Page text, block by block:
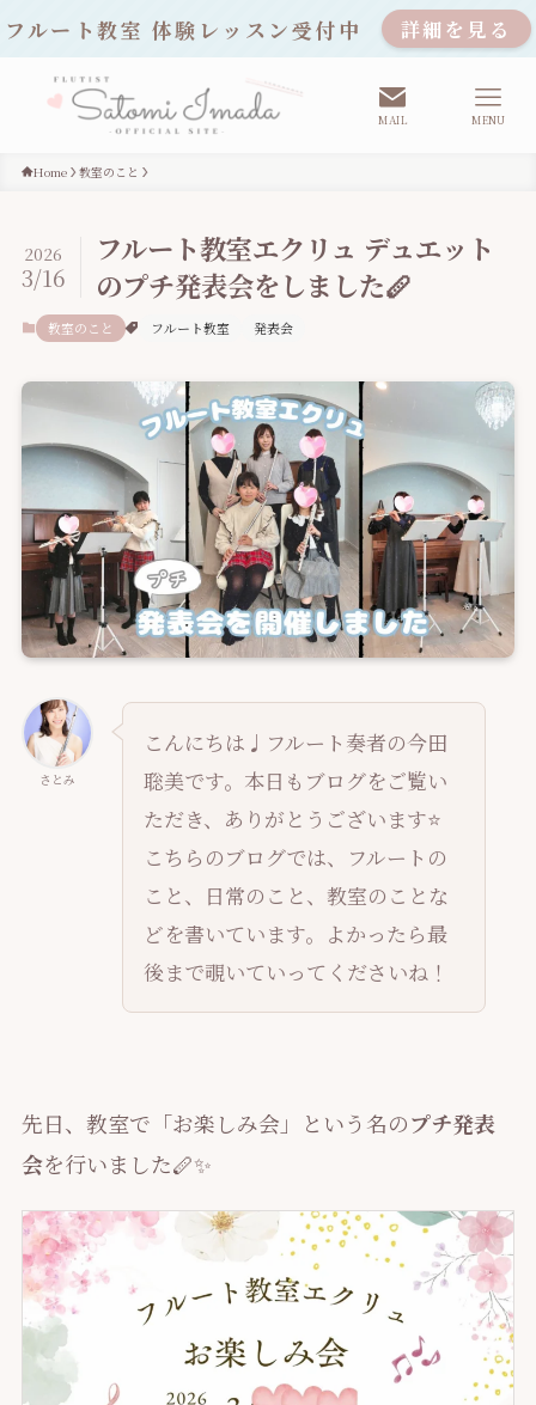
フルート教室 体験レッスン受付中 詳細を見る
MAIL MENU
Home 教室のこと
フルート教室エクリュ デュエット
のプチ発表会をしました🪈
2026
3/16
教室のこと フルート教室 発表会
さとみ
こんにちは♩フルート奏者の今田
聡美です。本日もブログをご覧い
ただき、ありがとうございます⭐️
こちらのブログでは、フルートの
こと、日常のこと、教室のことな
どを書いています。よかったら最
後まで覗いていってくださいね！
先日、教室で「お楽しみ会」という名のプチ発表
会を行いました🪈✨